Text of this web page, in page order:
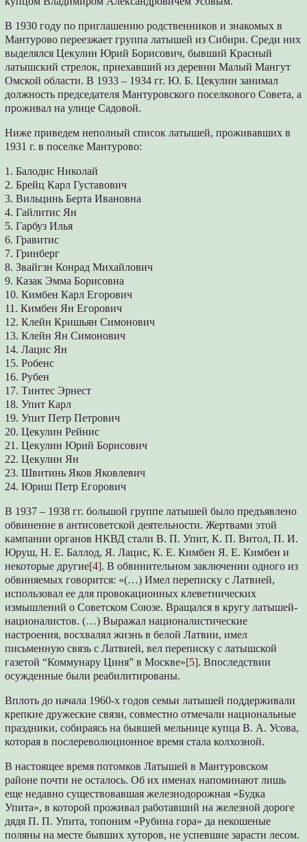
В 1930 году по приглашению родственников и знакомых в
Мантурово переезжает группа латышей из Сибири. Среди них
выделялся Цекулин Юрий Борисович, бывший Красный
латышский стрелок, приехавший из деревни Малый Мангут
Омской области. В 1933 – 1934 гг. Ю. Б. Цекулин занимал
должность председателя Мантуровского поселкового Совета, а
проживал на улице Садовой.
Ниже приведем неполный список латышей, проживавших в
1931 г. в поселке Мантурово:
1. Балодис Николай
2. Брейц Карл Густавович
3. Вильцинь Берта Ивановна
4. Гайлитис Ян
5. Гарбуз Илья
6. Гравитис
7. Гринберг
8. Звайгзн Конрад Михайлович
9. Казак Эмма Борисовна
10. Кимбен Карл Егорович
11. Кимбен Ян Егорович
12. Клейн Кришьян Симонович
13. Клейн Ян Симонович
14. Лацис Ян
15. Робенс
16. Рубен
17. Тинтес Эрнест
18. Упит Карл
19. Упит Петр Петрович
20. Цекулин Рейнис
21. Цекулин Юрий Борисович
22. Цекулин Ян
23. Швитинь Яков Яковлевич
24. Юриш Петр Егорович
В 1937 – 1938 гг. большой группе латышей было предъявлено
обвинение в антисоветской деятельности. Жертвами этой
кампании органов НКВД стали В. П. Упит, К. П. Витол, П. И.
Юруш, Н. Е. Баллод, Я. Лацис, К. Е. Кимбен Я. Е. Кимбен и
некоторые другие[4]. В обвинительном заключении одного из
обвиняемых говорится: «(…) Имел переписку с Латвией,
использовал ее для провокационных клеветнических
измышлений о Советском Союзе. Вращался в кругу латышей-
националистов. (…) Выражал националистические
настроения, восхвалял жизнь в белой Латвии, имел
письменную связь с Латвией, вел переписку с латышской
газетой “Коммунару Циня” в Москве»[5]. Впоследствии
осужденные были реабилитированы.
Вплоть до начала 1960-х годов семьи латышей поддерживали
крепкие дружеские связи, совместно отмечали национальные
праздники, собираясь на бывшей мельнице купца В. А. Усова,
которая в послереволюционное время стала колхозной.
В настоящее время потомков Латышей в Мантуровском
районе почти не осталось. Об их именах напоминают лишь
еще недавно существовавшая железнодорожная «Будка
Упита», в которой проживал работавший на железной дороге
дядя П. П. Упита, топоним «Рубина гора» да некошеные
поляны на месте бывших хуторов, не успевшие зарасти лесом.